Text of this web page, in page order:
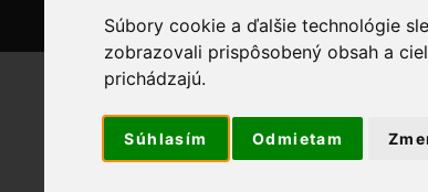
Súbory cookie a ďalšie technológie
zobrazovali prispôsobený obsah a
prichádzajú.
Súhlasím Odmietam
V
OBCHOD